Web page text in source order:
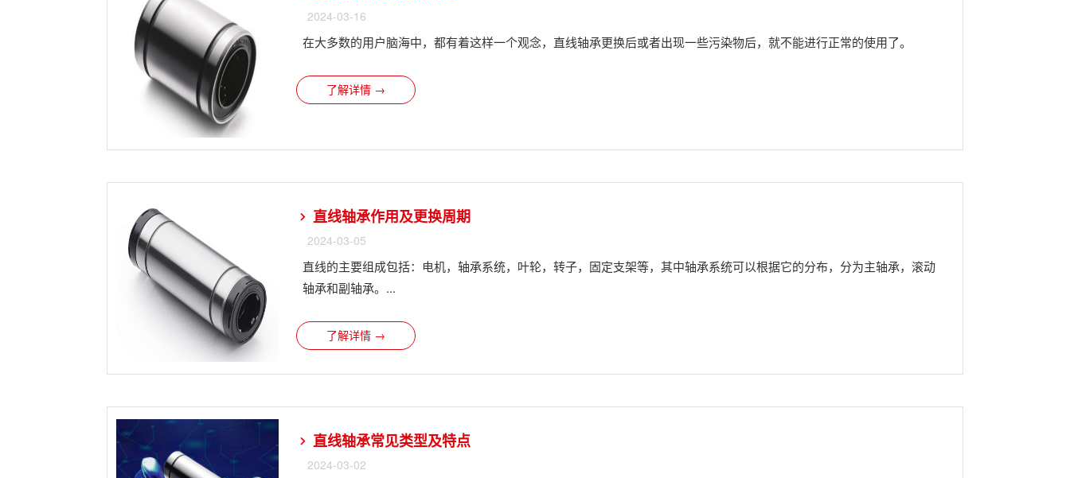
2024-03-16
在大多数的用户脑海中，都有着这样一个观念，直线轴承​更换后或者出现一些污染物后，就不能进行正常的使用了。
了解详情 →
直线轴承作用及更换周期
2024-03-05
直线的主要组成包括：电机，轴承系统，叶轮，转子，固定支架等，其中轴承系统可以根据它的分布，分为主轴承，滚动
轴承和副轴承。...
了解详情 →
直线轴承常见类型及特点
2024-03-02